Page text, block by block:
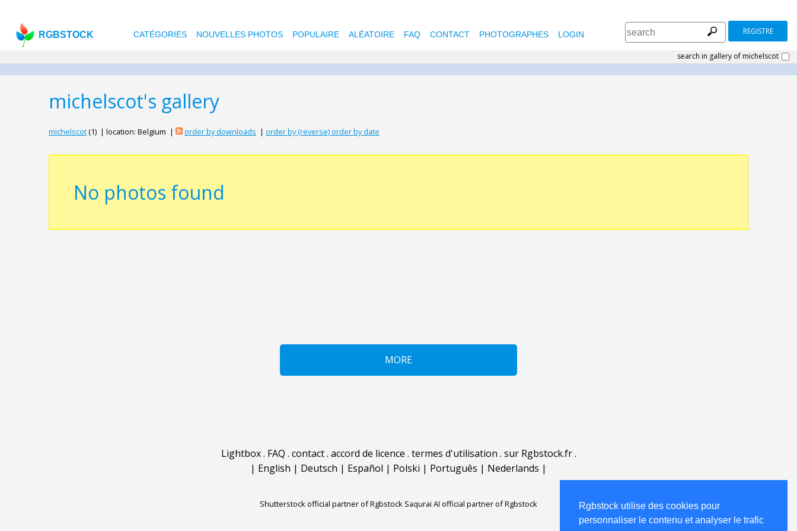
Rgbstock utilise des cookies pour
personnaliser le contenu et analyser le trafic
RGBSTOCK CATÉGORIES NOUVELLES PHOTOS POPULAIRE ALÉATOIRE FAQ CONTACT PHOTOGRAPHES LOGIN REGISTRE
search in gallery of michelscot
michelscot's gallery
michelscot(1) | location: Belgium | order by downloads | order by (reverse) order by date
No photos found
MORE
Lightbox. FAQ . contact. accord de licence . termes d'utilisation . sur Rgbstock.fr.
| English | Deutsch | Español | Polski | Português | Nederlands |
Shutterstock official partner of Rgbstock Saqurai AI official partner of Rgbstock